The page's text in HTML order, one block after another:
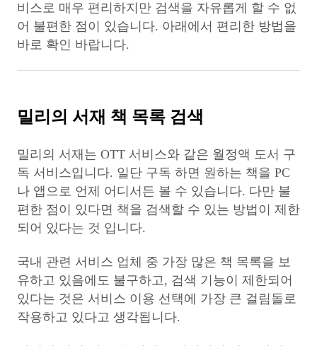
비스로 매우 편리하지만 검색을 자유롭게 할 수 없
어 불편한 점이 있습니다. 아래에서 편리한 방법을
바로 확인 바랍니다.
밀리의 서재 책 목록 검색
밀리의 서재는 OTT 서비스와 같은 월정액 도서 구
독 서비스입니다. 일단 구독 하면 원하는 책을 PC
나 앱으로 언제 어디서든 볼 수 있습니다. 다만 불
편한 점이 있다면 책을 검색할 수 있는 방법이 제한
되어 있다는 것 입니다.
국내 관련 서비스 업체 중 가장 많은 책 목록을 보
유하고 있음에도 불구하고, 검색 기능이 제한되어
있다는 것은 서비스 이용 선택에 가장 큰 걸림돌로
작용하고 있다고 생각됩니다.